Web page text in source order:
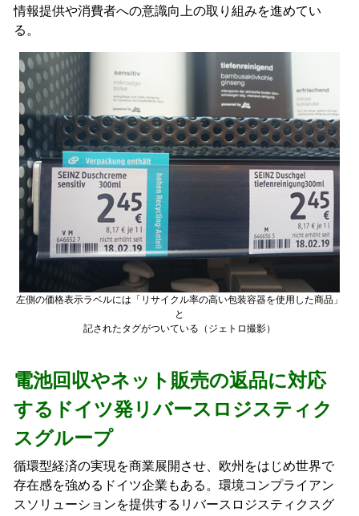
情報提供や消費者への意識向上の取り組みを進めてい
る。
左側の価格表示ラベルには「リサイクル率の高い包装容器を使用した商品」
と
記されたタグがついている（ジェトロ撮影）
電池回収やネット販売の返品に対応
するドイツ発リバースロジスティク
スグループ
循環型経済の実現を商業展開させ、欧州をはじめ世界で
存在感を強めるドイツ企業もある。環境コンプライアン
スソリューションを提供するリバースロジスティクスグ